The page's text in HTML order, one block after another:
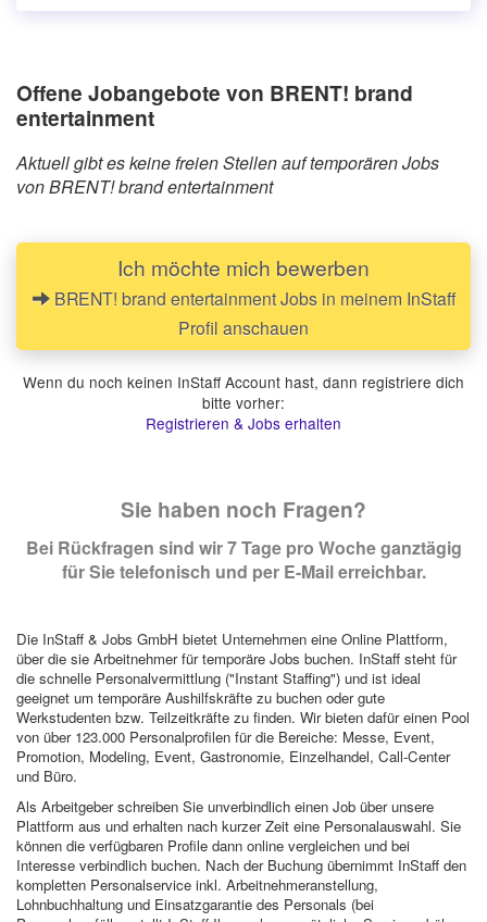
Offene Jobangebote von BRENT! brand
entertainment
Aktuell gibt es keine freien Stellen auf temporären Jobs
von BRENT! brand entertainment
Ich möchte mich bewerben
BRENT! brand entertainment Jobs in meinem InStaff
Profil anschauen
Wenn du noch keinen InStaff Account hast, dann registriere dich
bitte vorher:
Registrieren & Jobs erhalten
Sie haben noch Fragen?
Bei Rückfragen sind wir 7 Tage pro Woche ganztägig
für Sie telefonisch und per E-Mail erreichbar.
Die InStaff & Jobs GmbH bietet Unternehmen eine Online Plattform,
über die sie Arbeitnehmer für temporäre Jobs buchen. InStaff steht für
die schnelle Personalvermittlung ("Instant Staffing") und ist ideal
geeignet um temporäre Aushilfskräfte zu buchen oder gute
Werkstudenten bzw. Teilzeitkräfte zu finden. Wir bieten dafür einen Pool
von über 123.000 Personalprofilen für die Bereiche: Messe, Event,
Promotion, Modeling, Event, Gastronomie, Einzelhandel, Call-Center
und Büro.
Als Arbeitgeber schreiben Sie unverbindlich einen Job über unsere
Plattform aus und erhalten nach kurzer Zeit eine Personalauswahl. Sie
können die verfügbaren Profile dann online vergleichen und bei
Interesse verbindlich buchen. Nach der Buchung übernimmt InStaff den
kompletten Personalservice inkl. Arbeitnehmeranstellung,
Lohnbuchhaltung und Einsatzgarantie des Personals (bei